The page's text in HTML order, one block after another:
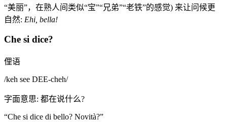
“美丽”，在熟人间类似“宝”“兄弟”“老铁”的感觉) 来让问候更
自然: Ehi, bella!
Che si dice?
俚语
/keh see DEE-cheh/
字面意思: 都在说什么?
“Che si dice di bello? Novità?”